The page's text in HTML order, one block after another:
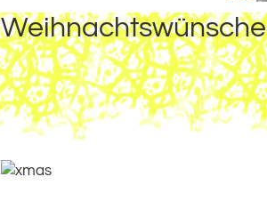
Weihnachtswünsche